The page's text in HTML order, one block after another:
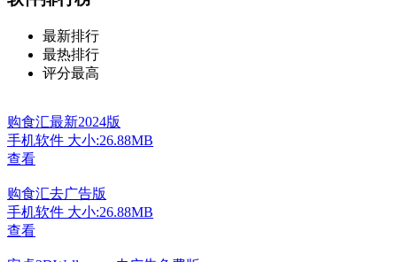
最新排行
最热排行
评分最高
购食汇最新2024版
手机软件 大小:26.88MB
查看
购食汇去广告版
手机软件 大小:26.88MB
查看